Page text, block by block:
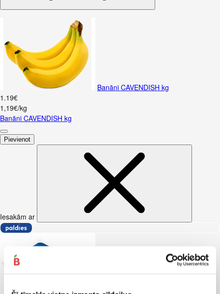
Banāni CAVENDISH kg
1 .19€
1,19€/kg
Banāni CAVENDISH kg
Pievienot
Iesakām ar